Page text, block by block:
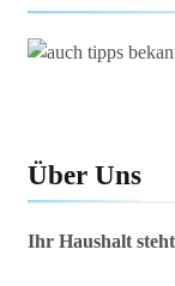
Über Uns
Ihr Haushalt